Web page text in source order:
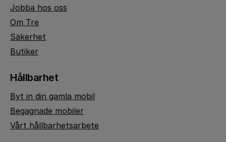
Jobba hos oss
Om Tre
Säkerhet
Butiker
Hållbarhet
Byt in din gamla mobil
Begagnade mobiler
Vårt hållbarhetsarbete